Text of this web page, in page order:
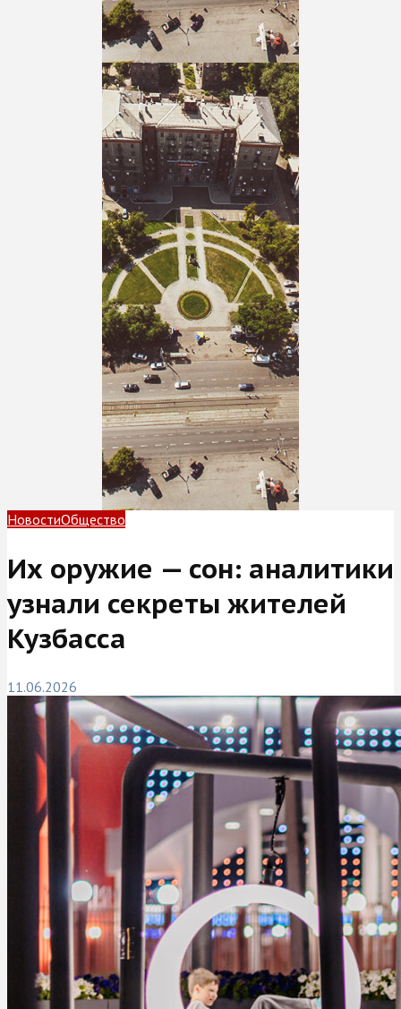
НовостиОбщество
Их оружие — сон: аналитики
узнали секреты жителей
Кузбасса
11.06.2026